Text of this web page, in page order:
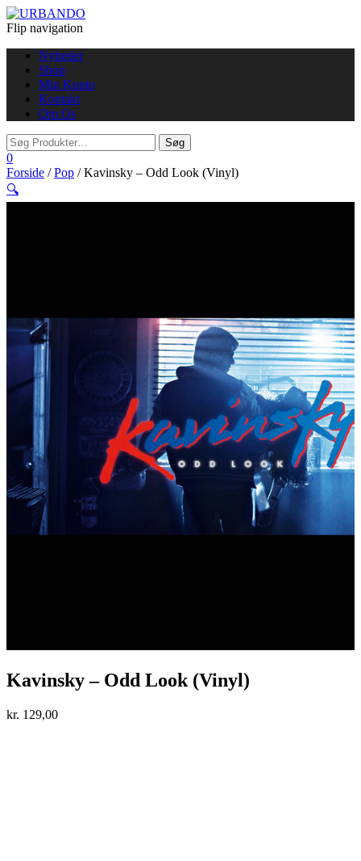
Flip navigation
Nyheder
Shop
Min Konto
Kontakt
Om Os
0
Forside /Pop / Kavinsky – Odd Look (Vinyl)
🔍
Kavinsky – Odd Look (Vinyl)
kr. 129,00